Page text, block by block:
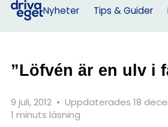
Nyheter Tips & Guider
”Löfvén är en ulv i
9 juli, 2012 • Uppdaterades 18
1 minuts läsning